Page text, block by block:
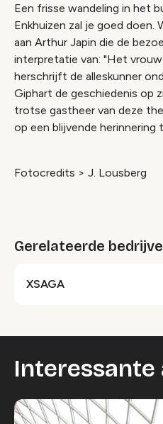
Een frisse wandeling in het
Enkhuizen zal je goed doen.
aan Arthur Japin die de
interpretatie van: "Het
herschrijft de alleskunner
Giphart de geschiedenis op
trotse gastheer van deze
op een blijvende herinnering
Fotocredits > J. Lousberg
Gerelateerde
XSAGA